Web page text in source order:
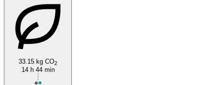
33.15 kg CO2
14 h 44 min